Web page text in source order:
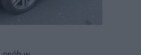
wjechał